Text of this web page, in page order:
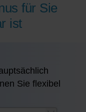
für Sie
ist
Sie flexibel